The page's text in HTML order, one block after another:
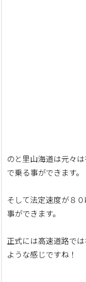
のと里山海道は元々
で乗る事ができます。
そして法定速度が８
事ができます。
正式には高速道路で
ような感じですね！